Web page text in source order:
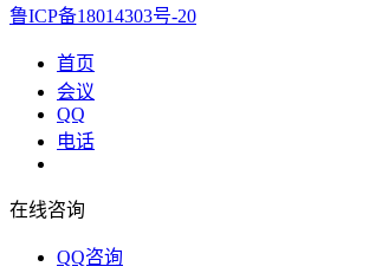
鲁ICP备18014303号-20
首页
会议
QQ
电话
在线咨询
QQ咨询